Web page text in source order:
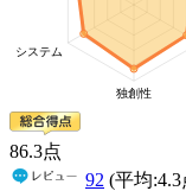
86.3点
92 (平均:4.3